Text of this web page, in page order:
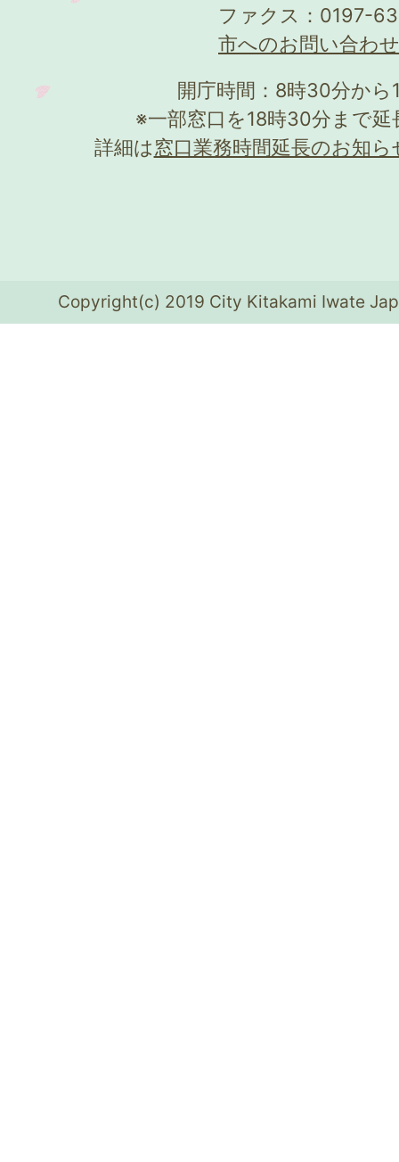
ファクス：0197-
市へのお問い合わ
開庁時間：8時30分か
※一部窓口を18時30分まで
詳細は窓口業務時間延長のお知ら
Copyright(c) 2019 City Kitakami Iwate